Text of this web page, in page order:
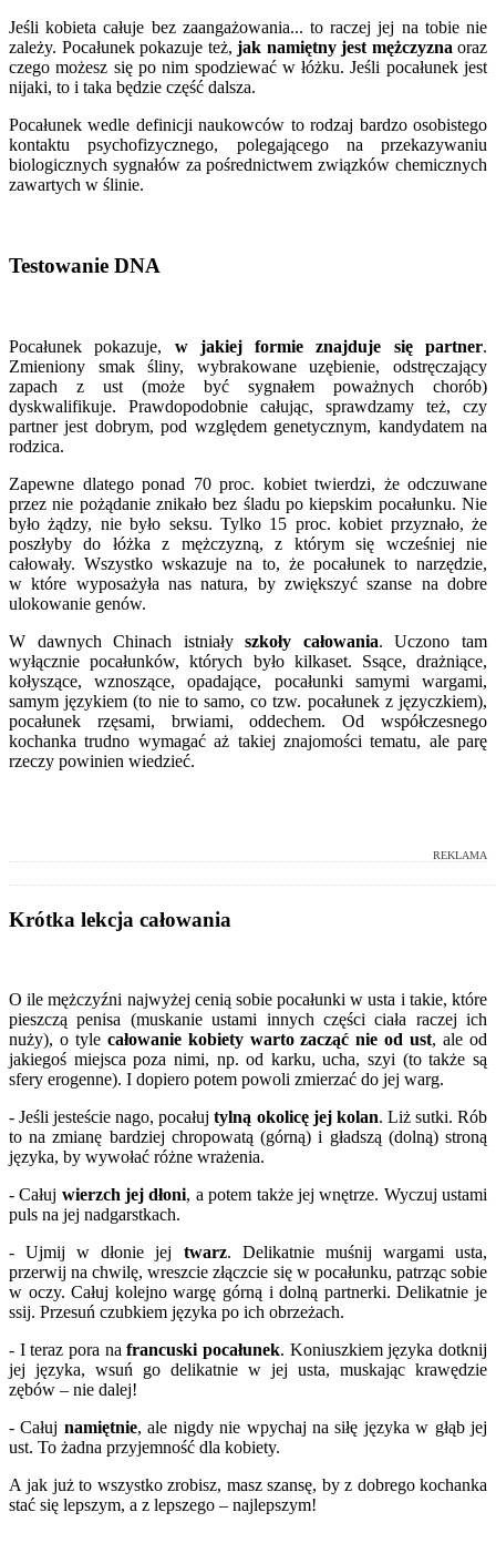
Jeśli kobieta całuje bez zaangażowania... to raczej jej na tobie nie
zależy. Pocałunek pokazuje też, jak namiętny jest mężczyzna oraz
czego możesz się po nim spodziewać w łóżku. Jeśli pocałunek jest
nijaki, to i taka będzie część dalsza.
Pocałunek wedle definicji naukowców to rodzaj bardzo osobistego
kontaktu psychofizycznego, polegającego na przekazywaniu
biologicznych sygnałów za pośrednictwem związków chemicznych
zawartych w ślinie.
Testowanie DNA
Pocałunek pokazuje, w jakiej formie znajduje się partner.
Zmieniony smak śliny, wybrakowane uzębienie, odstręczający
zapach z ust (może być sygnałem poważnych chorób)
dyskwalifikuje. Prawdopodobnie całując, sprawdzamy też, czy
partner jest dobrym, pod względem genetycznym, kandydatem na
rodzica.
Zapewne dlatego ponad 70 proc. kobiet twierdzi, że odczuwane
przez nie pożądanie znikało bez śladu po kiepskim pocałunku. Nie
było żądzy, nie było seksu. Tylko 15 proc. kobiet przyznało, że
poszłyby do łóżka z mężczyzną, z którym się wcześniej nie
całowały. Wszystko wskazuje na to, że pocałunek to narzędzie,
w które wyposażyła nas natura, by zwiększyć szanse na dobre
ulokowanie genów.
W dawnych Chinach istniałyszkoły całowania. Uczono tam
wyłącznie pocałunków, których było kilkaset. Ssące, drażniące,
kołyszące, wznoszące, opadające, pocałunki samymi wargami,
samym językiem (to nie to samo, co tzw. pocałunek z języczkiem),
pocałunek rzęsami, brwiami, oddechem. Od współczesnego
kochanka trudno wymagać aż takiej znajomości tematu, ale parę
rzeczy powinien wiedzieć.
REKLAMA
Krótka lekcja całowania
O ile mężczyźni najwyżej cenią sobie pocałunki w usta i takie, które
pieszczą penisa (muskanie ustami innych części ciała raczej ich
nuży), o tyle całowanie kobiety warto zacząć nie od ust, ale od
jakiegoś miejsca poza nimi, np. od karku, ucha, szyi (to także są
sfery erogenne). I dopiero potem powoli zmierzać do jej warg.
- Jeśli jesteście nago, pocałuj tylną okolicę jej kolan. Liż sutki. Rób
to na zmianę bardziej chropowatą (górną) i gładszą (dolną) stroną
języka, by wywołać różne wrażenia.
- Całuj wierzch jej dłoni, a potem także jej wnętrze. Wyczuj ustami
puls na jej nadgarstkach.
- Ujmij w dłonie jej twarz. Delikatnie muśnij wargami usta,
przerwij na chwilę, wreszcie złączcie się w pocałunku, patrząc sobie
w oczy. Całuj kolejno wargę górną i dolną partnerki. Delikatnie je
ssij. Przesuń czubkiem języka po ich obrzeżach.
- I teraz pora nafrancuski pocałunek. Koniuszkiem języka dotknij
jej języka, wsuń go delikatnie w jej usta, muskając krawędzie
zębów – nie dalej!
- Całuj namiętnie, ale nigdy nie wpychaj na siłę języka w głąb jej
ust. To żadna przyjemność dla kobiety.
A jak już to wszystko zrobisz, masz szansę, by z dobrego kochanka
stać się lepszym, a z lepszego – najlepszym!